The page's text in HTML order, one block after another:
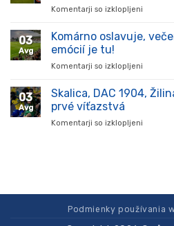
súťaži
Komentarji so izklopljeni
oslavuje
v
03
Avg
Komárno oslavuje,
emócií je tu!
Komentarji so izklopljeni
03
Avg
Skalica, DAC 1904,
prvé víťazstvá
Komentarji so izklopljeni
Spartak
oslavujú
Podmienky používania